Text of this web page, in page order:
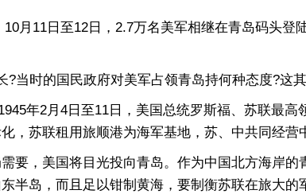
11日至12日，2.7万名美军相继在青岛码头登
时的国民政府对美军占领青岛持何种态度?这
年2月4日至11日，美国总统罗斯福、苏联最高
，苏联租用旅顺港为海军基地，苏、中共同经营
，美国将目光投向青岛。作为中国北方海岸的
半岛，而且足以钳制黄海，要制衡苏联在旅大的